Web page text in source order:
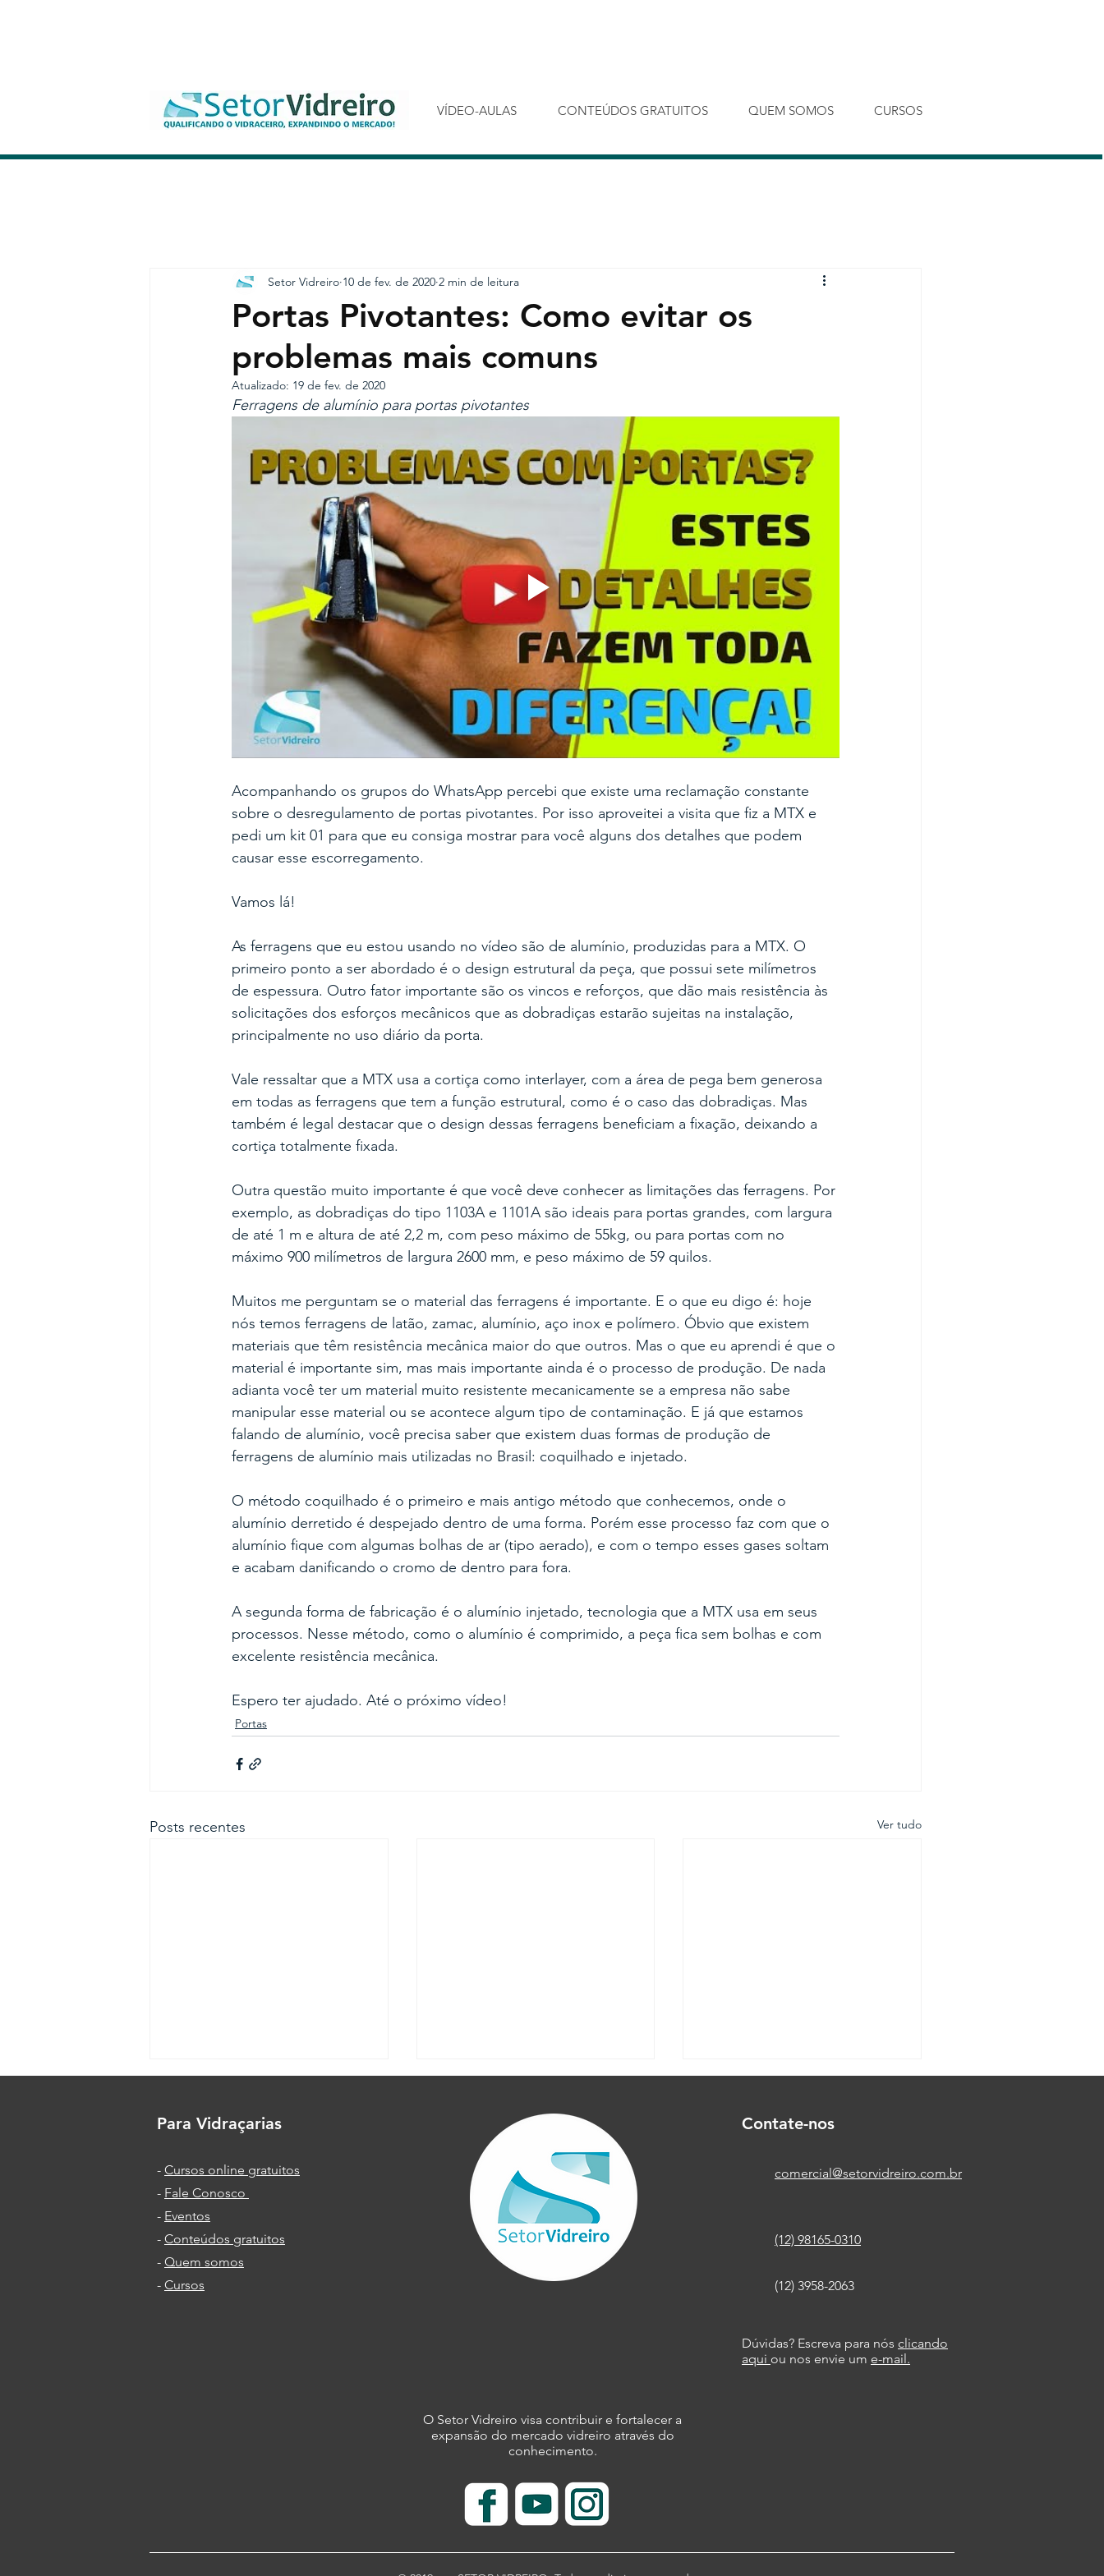
VÍDEO-AULAS CONTEÚDOS GRATUITOS QUEM SOMOS CURSOS
Portas Pivotantes: Como evitar os
problemas mais comuns
Setor Vidreiro 10 de fev. de 2020 2 min de leitura
Atualizado: 19 de fev. de 2020
Ferragens de alumínio para portas pivotantes
Acompanhando os grupos do WhatsApp percebi que existe uma reclamação constante
sobre o desregulamento de portas pivotantes. Por isso aproveitei a visita que fiz a MTX e
pedi um kit 01 para que eu consiga mostrar para você alguns dos detalhes que podem
causar esse escorregamento.
Vamos lá!
As ferragens que eu estou usando no vídeo são de alumínio, produzidas para a MTX. O
primeiro ponto a ser abordado é o design estrutural da peça, que possui sete milímetros
de espessura. Outro fator importante são os vincos e reforços, que dão mais resistência às
solicitações dos esforços mecânicos que as dobradiças estarão sujeitas na instalação,
principalmente no uso diário da porta.
Vale ressaltar que a MTX usa a cortiça como interlayer, com a área de pega bem generosa
em todas as ferragens que tem a função estrutural, como é o caso das dobradiças. Mas
também é legal destacar que o design dessas ferragens beneficiam a fixação, deixando a
cortiça totalmente fixada.
Outra questão muito importante é que você deve conhecer as limitações das ferragens. Por
exemplo, as dobradiças do tipo 1103A e 1101A são ideais para portas grandes, com largura
de até 1 m e altura de até 2,2 m, com peso máximo de 55kg, ou para portas com no
máximo 900 milímetros de largura 2600 mm, e peso máximo de 59 quilos.
Muitos me perguntam se o material das ferragens é importante. E o que eu digo é: hoje
nós temos ferragens de latão, zamac, alumínio, aço inox e polímero. Óbvio que existem
materiais que têm resistência mecânica maior do que outros. Mas o que eu aprendi é que o
material é importante sim, mas mais importante ainda é o processo de produção. De nada
adianta você ter um material muito resistente mecanicamente se a empresa não sabe
manipular esse material ou se acontece algum tipo de contaminação. E já que estamos
falando de alumínio, você precisa saber que existem duas formas de produção de
ferragens de alumínio mais utilizadas no Brasil: coquilhado e injetado.
O método coquilhado é o primeiro e mais antigo método que conhecemos, onde o
alumínio derretido é despejado dentro de uma forma. Porém esse processo faz com que o
alumínio fique com algumas bolhas de ar (tipo aerado), e com o tempo esses gases soltam
e acabam danificando o cromo de dentro para fora.
A segunda forma de fabricação é o alumínio injetado, tecnologia que a MTX usa em seus
processos. Nesse método, como o alumínio é comprimido, a peça fica sem bolhas e com
excelente resistência mecânica.
Espero ter ajudado. Até o próximo vídeo!
Portas
Posts recentes Ver tudo
Porta Certa, todo vidraceiro
precisa saber disso!
Vidraceiro, evite erros no
aperto dos parafusos
tornou um vidraceiro
Para Vidraçarias
- Cursos online gratuitos
- Fale Conosco
- Eventos
- Conteúdos gratuitos
- Quem somos
- Cursos
Contate-nos
comercial@setorvidreiro.com.br
(12) 98165-0310
(12) 3958-2063
Dúvidas? Escreva para nós clicando
aqui ou nos envie um e-mail.
O Setor Vidreiro visa contribuir e fortalecer a
expansão do mercado vidreiro através do
conhecimento.